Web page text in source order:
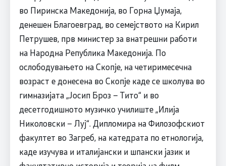
во Пиринска Македонија, во Горна Џумаја,
денешен Благоевград, во семејството на Кирил
Петрушев, прв министер за внатрешни работи
на Народна Република Македонија. По
ослободувањето на Скопје, на четиримесечна
возраст е донесена во Скопје каде се школува во
гимназијата „Јосип Броз – Тито“ и во
десетгодишното музичко училиште „Илија
Николовски – Луј“. Дипломира на Филозофскиот
факултет во Загреб, на катедрата по етнологија,
каде изучува и италијански и шпански јазик и